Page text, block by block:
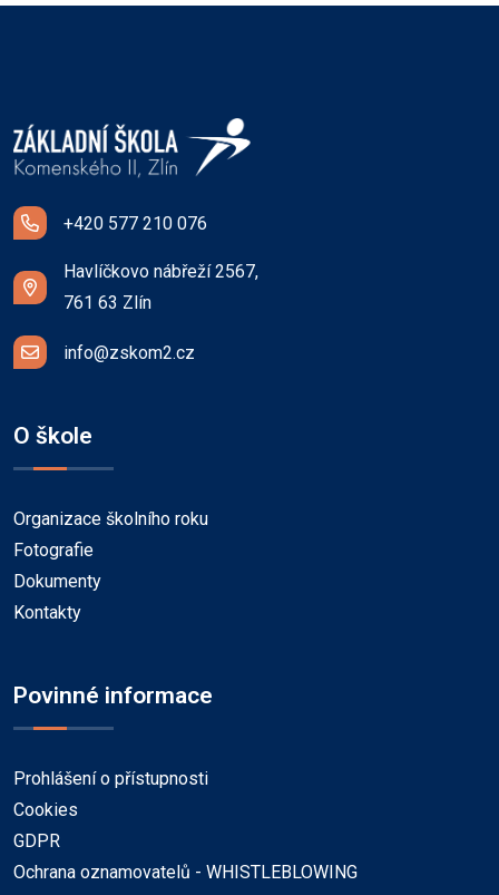
+420 577 210 076
Havlíčkovo nábřeží 2567,
761 63 Zlín
info@zskom2.cz
O škole
Organizace školního roku
Fotografie
Dokumenty
Kontakty
Povinné informace
Prohlášení o přístupnosti
Cookies
GDPR
Ochrana oznamovatelů - WHISTLEBLOWING